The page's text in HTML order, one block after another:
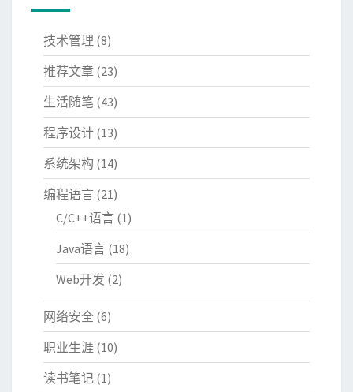
技术管理 (8)
推荐文章 (23)
生活随笔 (43)
程序设计 (13)
系统架构 (14)
编程语言 (21)
C/C++语言 (1)
Java语言 (18)
Web开发 (2)
网络安全 (6)
职业生涯 (10)
读书笔记 (1)